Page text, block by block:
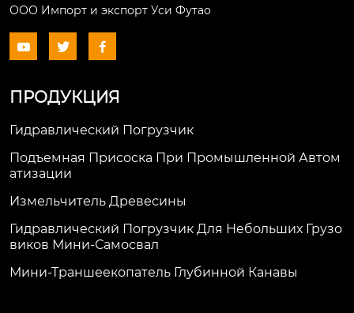
ООО Импорт и экспорт Уси Футао
  
ПРОДУКЦИЯ
Гидравлический Погрузчик
Подъемная Присоска При Промышленной Автом
Атизации
Измельчитель Древесины
Гидравлический Погрузчик Для Небольших Грузо
Виков Мини-Самосвал
Мини-Траншеекопатель Глубинной Канавы